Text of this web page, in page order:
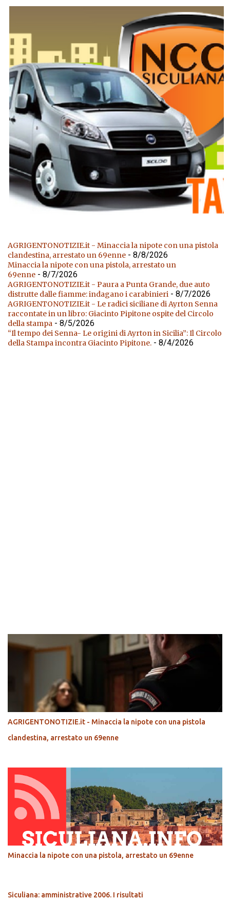
AGRIGENTONOTIZIE.it - Minaccia la nipote con una pistola
clandestina, arrestato un 69enne - 8/8/2026
Minaccia la nipote con una pistola, arrestato un
69enne - 8/7/2026
AGRIGENTONOTIZIE.it - Paura a Punta Grande, due auto
distrutte dalle fiamme: indagano i carabinieri - 8/7/2026
AGRIGENTONOTIZIE.it - Le radici siciliane di Ayrton Senna
raccontate in un libro: Giacinto Pipitone ospite del Circolo
della stampa - 8/5/2026
“Il tempo dei Senna- Le origini di Ayrton in Sicilia”: Il Circolo
della Stampa incontra Giacinto Pipitone. - 8/4/2026
AGRIGENTONOTIZIE.it - Minaccia la nipote con una pistola
clandestina, arrestato un 69enne
Minaccia la nipote con una pistola, arrestato un 69enne
Siculiana: amministrative 2006. I risultati